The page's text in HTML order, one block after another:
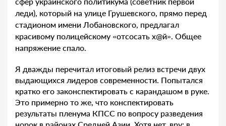
леди), который на улице Грушевского, прямо перед
стадионом имени Лобановского, предлагал
красивому полицейскому «отсосать х@й». Общее
напряжение спало.
Я дважды перечитал итоговый релиз встречи двух
выдающихся лидеров современности. Попытался
кратко его законспектировать с карандашом в руке.
Это примерно то же, что конспектировать
результаты пленума КПСС по вопросу разведения